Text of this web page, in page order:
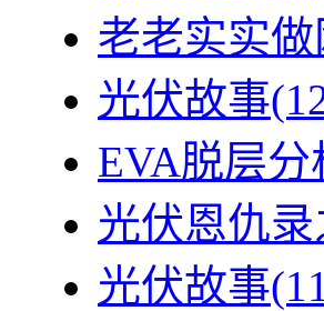
老老实实
光伏故事
EVA脱层分
光伏恩仇
光伏故事